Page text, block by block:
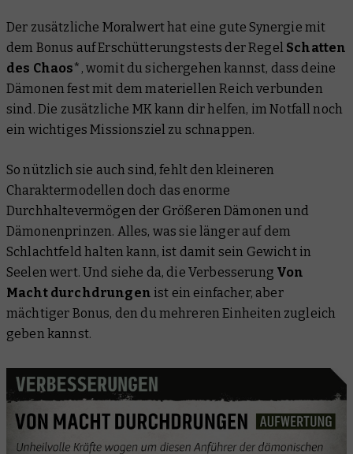
Der zusätzliche Moralwert hat eine gute Synergie mit
dem Bonus auf Erschütterungstests der Regel Schatten
des Chaos*, womit du sichergehen kannst, dass deine
Dämonen fest mit dem materiellen Reich verbunden
sind. Die zusätzliche MK kann dir helfen, im Notfall noch
ein wichtiges Missionsziel zu schnappen.
So nützlich sie auch sind, fehlt den kleineren
Charaktermodellen doch das enorme
Durchhaltevermögen der Größeren Dämonen und
Dämonenprinzen. Alles, was sie länger auf dem
Schlachtfeld halten kann, ist damit sein Gewicht in
Seelen wert. Und siehe da, die Verbesserung Von
Macht durchdrungen ist ein einfacher, aber
mächtiger Bonus, den du mehreren Einheiten zugleich
geben kannst.